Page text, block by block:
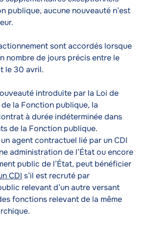
publique, aucune nouveauté n’est
sont accordés lorsque
nombre de jours précis entre le
le 30 avril.
introduite par la Loi de
la Fonction publique, la
à durée indéterminée dans
de la Fonction publique.
agent contractuel lié par un CDI
administration de l’État ou encore
public de l’État, peut bénéficier
CDI s’il est recruté par
relevant d’un autre versant
fonctions relevant de la même